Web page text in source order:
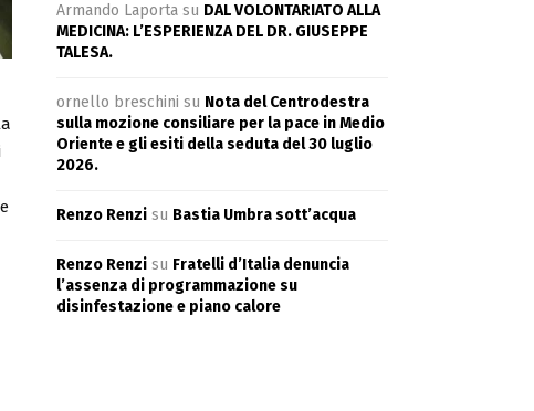
Armando Laporta su DAL VOLONTARIATO ALLA
MEDICINA: L’ESPERIENZA DEL DR. GIUSEPPE
TALESA.
ornello breschini su Nota del Centrodestra
sulla mozione consiliare per la pace in Medio
Oriente e gli esiti della seduta del 30 luglio
2026.
Renzo Renzi su Bastia Umbra sott’acqua
Renzo Renzi su Fratelli d’Italia denuncia
l’assenza di programmazione su
disinfestazione e piano calore